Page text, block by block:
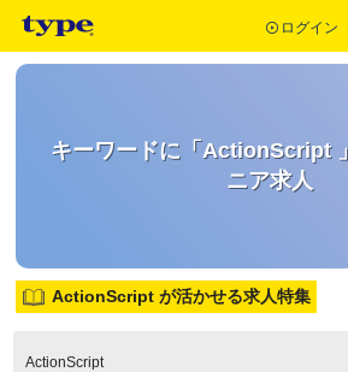
ログイン
キーワードに「ActionScript
ニア求人
ActionScript が活かせる求人特集
ActionScript